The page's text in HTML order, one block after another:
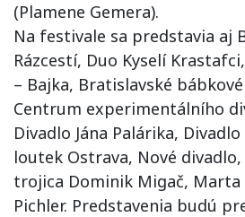
(Plamene Gemera).
Na festivale sa predstavia aj
Rázcestí, Duo Kyselí
– Bajka, Bratislavské
Centrum experimentálního
Divadlo Jána Palárika,
loutek Ostrava, Nové
trojica Dominik Migač, Marta
Pichler. Predstavenia budú